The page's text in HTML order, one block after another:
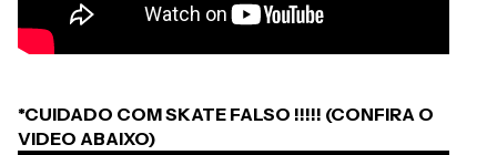
*CUIDADO COM SKATE FALSO !!!!! (CONFIRA O
VIDEO ABAIXO)